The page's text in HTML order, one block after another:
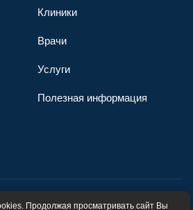
Клиники
Врачи
Услуги
Полезная информация
Продолжая просматривать сайт Вы